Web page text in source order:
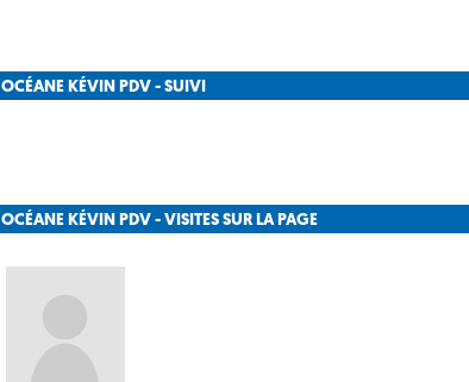
OCÉANE KÉVIN PDV - SUIVI
OCÉANE KÉVIN PDV - VISITES SUR LA PAGE